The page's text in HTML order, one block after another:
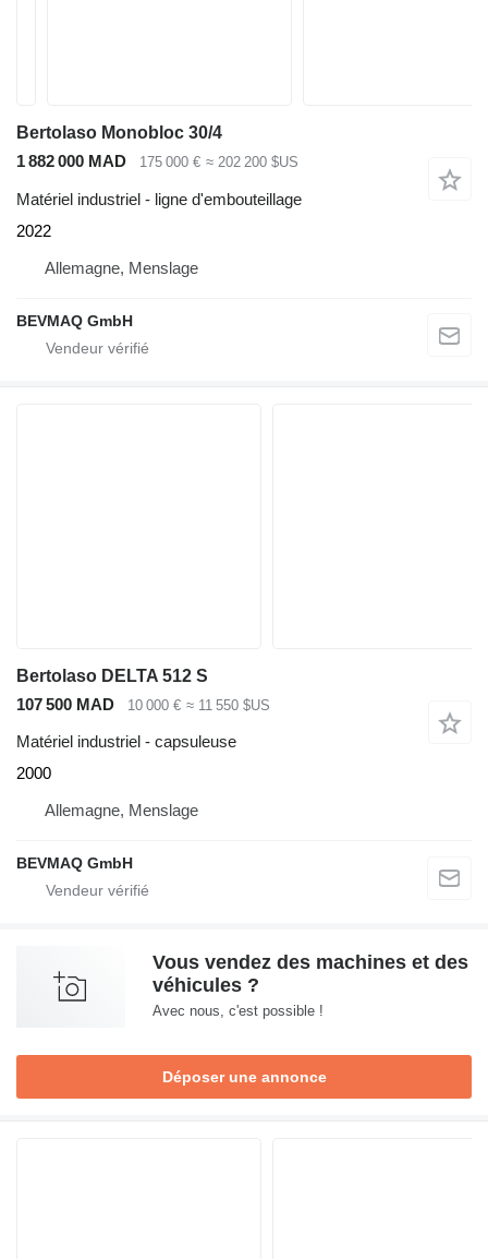
Bertolaso Monobloc 30/4
1 882 000 MAD
175 000 € ≈ 202 200 $US
Matériel industriel - ligne d'embouteillage
2022
Allemagne, Menslage
BEVMAQ GmbH
Bertolaso DELTA 512 S
107 500 MAD
10 000 € ≈ 11 550 $US
Matériel industriel - capsuleuse
2000
Allemagne, Menslage
BEVMAQ GmbH
Vous vendez des machines et des
véhicules ?
Avec nous, c'est possible !
Déposer une annonce